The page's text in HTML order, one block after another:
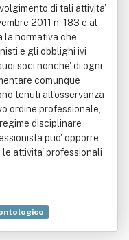
di tali attivita'
2011 n. 183 e al
la normativa che
e gli obblighi ivi
soci nonche' di ogni
comunque
tenuti all'osservanza
ordine professionale,
disciplinare
puo' opporre
attivita' professionali